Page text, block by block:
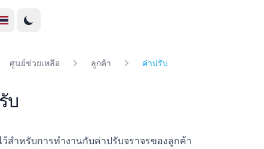
ศูนย์ช่วยเหลือ ลูกค้า ค่าปรับ
บ
สำหรับการทำงานกับค่าปรับจราจรของลูกค้า